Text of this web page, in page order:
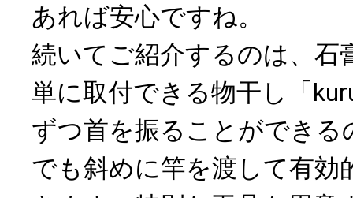
あれば安心ですね。
続いてご紹介するのは、石
単に取付できる物干し「
ずつ首を振ることができる
でも斜めに竿を渡して有効